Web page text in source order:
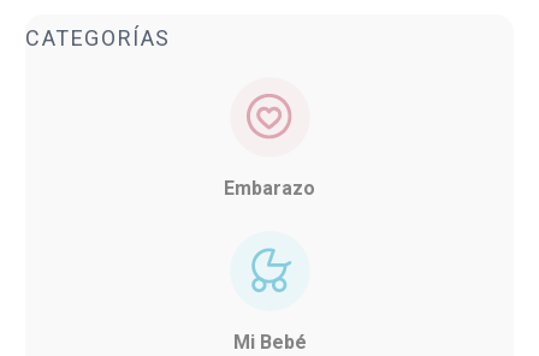
CATEGORÍAS
Embarazo
Mi Bebé